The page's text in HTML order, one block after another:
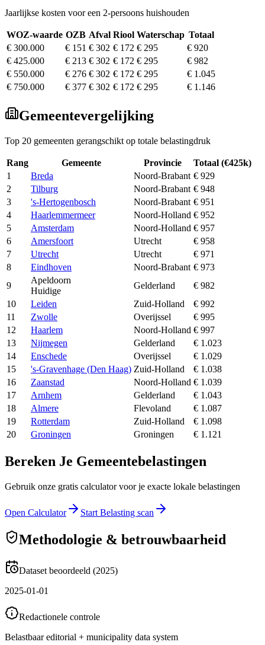
Jaarlijkse kosten voor een 2-persoons huishouden
WOZ-waarde OZB Afval Riool Waterschap Totaal
€ 300.000
€ 151 € 302 € 172 € 295
€ 920
€ 425.000
€ 213 € 302 € 172 € 295
€ 982
€ 550.000
€ 276 € 302 € 172 € 295
€ 1.045
€ 750.000
€ 377 € 302 € 172 € 295 € 1.146
Gemeentevergelijking
Top 20 gemeenten gerangschikt op totale belastingdruk
Rang Gemeente Provincie
Totaal (€425k)
1
Breda Noord-Brabant € 929
2
Tilburg Noord-Brabant € 948
3
's-Hertogenbosch Noord-Brabant € 951
4
Haarlemmermeer Noord-Holland € 952
5
Amsterdam Noord-Holland € 957
6
Amersfoort Utrecht
€ 958
7
Utrecht Utrecht
€ 971
8
Eindhoven Noord-Brabant € 973
9
Apeldoorn
Huidige
Gelderland
€ 982
10
Leiden Zuid-Holland
€ 992
11
Zwolle Overijssel
€ 995
12
Haarlem Noord-Holland € 997
13
Nijmegen Gelderland
€ 1.023
14
Enschede Overijssel
€ 1.029
15
's-Gravenhage (Den Haag) Zuid-Holland
€ 1.038
16
Zaanstad Noord-Holland € 1.039
17
Arnhem Gelderland
€ 1.043
18
Almere Flevoland
€ 1.087
19
Rotterdam Zuid-Holland
€ 1.098
20
Groningen Groningen € 1.121
Bereken Je Gemeentebelastingen
Gebruik onze gratis calculator voor je exacte lokale belastingen
Open Calculator Start Belasting scan
Methodologie & betrouwbaarheid
Dataset beoordeeld (2025)
2025-01-01
Redactionele controle
Belastbaar editorial + municipality data system